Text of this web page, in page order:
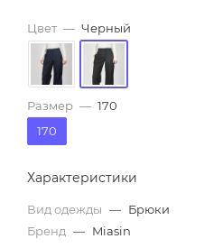
Цвет — Черный
Размер — 170
170
Характеристики
Вид одежды — Брюки
Бренд — Miasin